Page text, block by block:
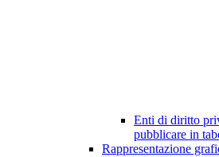
Enti di diritto
pubblicare in
Rappresentazione